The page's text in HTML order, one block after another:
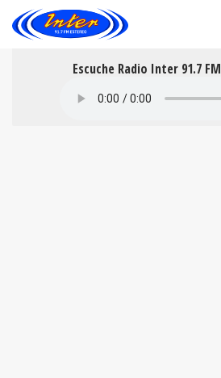
Escuche Radio Inter 91.7 FM